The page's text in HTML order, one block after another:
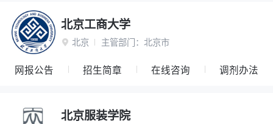
北京工商大学
 北京 主管部门： 北京市
网报公告 招生简章 在线咨询 调剂办法
北京服装学院